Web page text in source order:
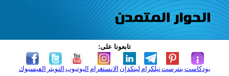
تابعونا على:
الفيسبوك التويتر اليوتيوب الانستغرام لينكدإن تيلكرامبنترست بودكاست